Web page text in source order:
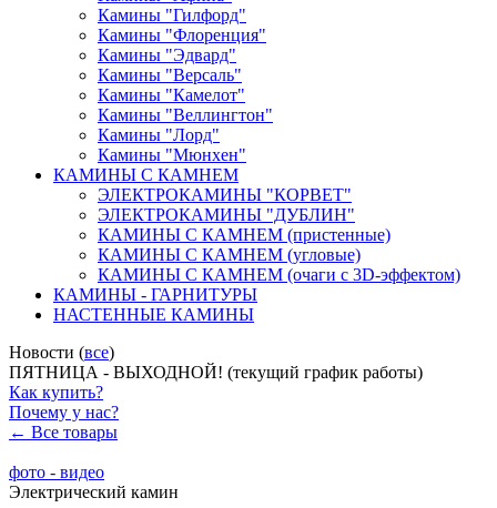
Камины "Гилфорд"
Камины "Флоренция"
Камины "Эдвард"
Камины "Версаль"
Камины "Камелот"
Камины "Веллингтон"
Камины "Лорд"
Камины "Мюнхен"
КАМИНЫ С КАМНЕМ
ЭЛЕКТРОКАМИНЫ "КОРВЕТ"
ЭЛЕКТРОКАМИНЫ "ДУБЛИН"
КАМИНЫ С КАМНЕМ (пристенные)
КАМИНЫ С КАМНЕМ (угловые)
КАМИНЫ С КАМНЕМ (очаги с 3D-эффектом)
КАМИНЫ - ГАРНИТУРЫ
НАСТЕННЫЕ КАМИНЫ
Новости (все)
ПЯТНИЦА - ВЫХОДНОЙ! (текущий график работы)
Как купить?
Почему у нас?
← Все товары
фото - видео
Электрический камин